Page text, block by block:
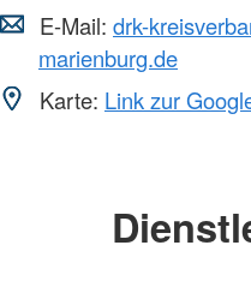
E-Mail: drk-
marienburg.de
Karte: Link zur